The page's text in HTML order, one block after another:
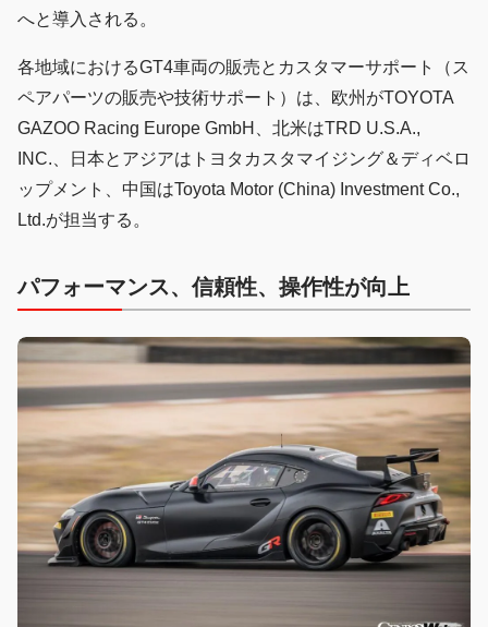
へと導入される。
各地域におけるGT4車両の販売とカスタマーサポート（ス
ペアパーツの販売や技術サポート）は、欧州がTOYOTA
GAZOO Racing Europe GmbH、北米はTRD U.S.A.,
INC.、日本とアジアはトヨタカスタマイジング＆ディベロ
ップメント、中国はToyota Motor (China) Investment Co.,
Ltd.が担当する。
パフォーマンス、信頼性、操作性が向上